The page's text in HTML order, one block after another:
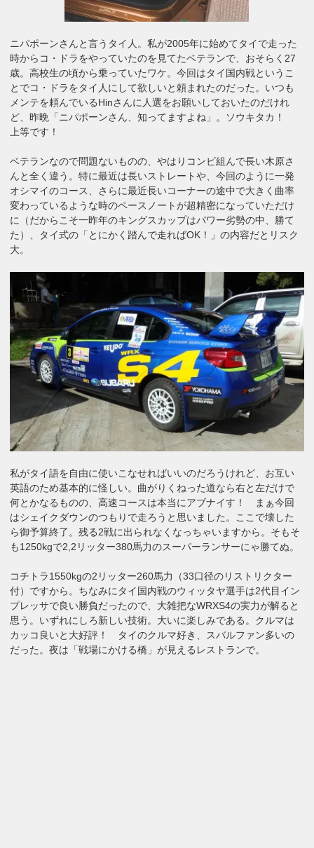
ニパポーンさんと言うタイ人。私が2005年に始めてタイで走った
時からコ・ドラをやっていたのを見てたベテランで、おそらく27
歳。高校生の頃から乗っていたワケ。今回はタイ国内戦というこ
とでコ・ドラをタイ人にして欲しいと頼まれたのだった。いつも
メンテを頼んでいるHinさんに人選をお願いしておいたのだけれ
ど、昨晩「ニパポーンさん、知ってますよね」。ソウキタカ！
上等です！
ベテランなので問題ないものの、やはりコンビ組んで長い木原さ
んと全く違う。特に最近は長いストレートや、今回のように一発
オシマイのコース、さらに最近長いコーナーの途中で大きく曲率
変わっているような時のペースノートが超精密になっていただけ
に（だからこそ一昨年のキングスカップはパワー劣勢の中、勝て
た）、タイ式の「とにかく踏んで走ればOK！」の内容だとリスク
大。
私がタイ語を自由に使いこなせればいいのだろうけれど、お互い
英語のため基本的に怪しい。曲がりくねった道なら右と左だけで
何とかなるものの、高速コースは本当にアブナイす！ まぁ今回
はシェイクダウンのつもりで走ろうと思いました。ここで壊した
ら御予算終了。残る2戦に出られなくなっちゃいますから。そもそ
も1250kgで2,2リッター380馬力のスーパーランサーにゃ勝てぬ。
コチトラ1550kgの2リッター260馬力（33口径のリストリクター
付）ですから。ちなみにタイ国内戦のウィッタヤ選手は2代目イン
プレッサで良い勝負だったので、大雑把なWRXS4の実力が解ると
思う。いずれにしろ新しい技術。大いに楽しみである。クルマは
カッコ良いと大好評！ タイのクルマ好き、スバルファン多いの
だった。夜は「戦場にかける橋」が見えるレストランで。